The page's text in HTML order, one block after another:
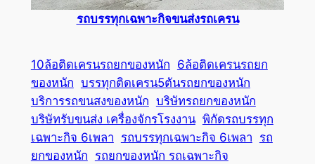
รถบรรทุกเฉพาะกิจขนส่งรถเครน
10ล้อติดเครนรถยกของหนัก 6ล้อติดเครนรถยก
ของหนัก บรรทุกติดเครน5ตันรถยกของหนัก
บริการรถขนสงของหนัก บริษัทรถยกของหนัก
บริษัทรับขนส่ง เครื่องจักรโรงงาน พิกัดรถบรรทุก
เฉพาะกิจ 6เพลา รถบรรทุกเฉพาะกิจ 6เพลา รถ
ยกของหนัก รถยกของหนัก รถเฉพาะกิจ